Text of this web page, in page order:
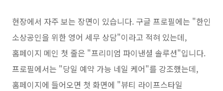
현장에서 자주 보는 장면이 있습니다. 구글 프로필에는 "한인
소상공인을 위한 영어 세무 상담"이라고 적혀 있는데,
홈페이지 메인 첫 줄은 "프리미엄 파이낸셜 솔루션"입니다.
프로필에서는 "당일 예약 가능 네일 케어"를 강조했는데,
홈페이지에 들어오면 첫 화면에 "뷰티 라이프스타일